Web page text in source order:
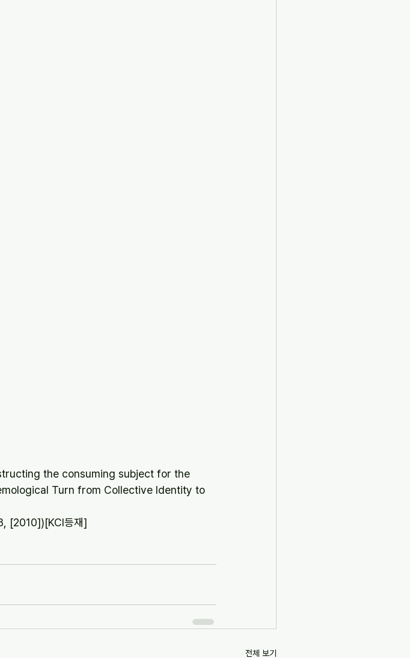
the consuming subject for the
Turn from Collective Identity to
[2010])[KCI등재]
전체 보기